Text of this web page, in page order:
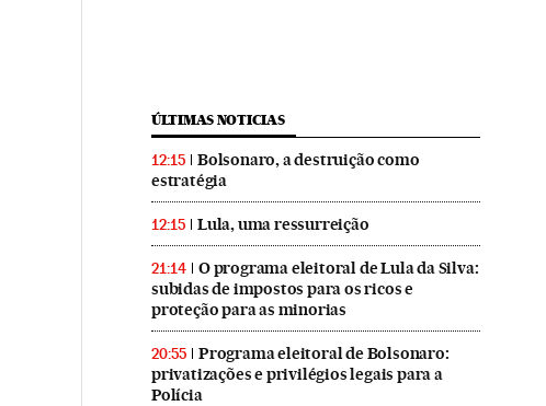
ÚLTIMAS NOTICIAS
12:15
Bolsonaro, a destruição como
estratégia
12:15 Lula, uma ressurreição
21:14
O programa eleitoral de Lula da Silva:
subidas de impostos para os ricos e
proteção para as minorias
20:55
Programa eleitoral de Bolsonaro:
privatizações e privilégios legais para a
Polícia